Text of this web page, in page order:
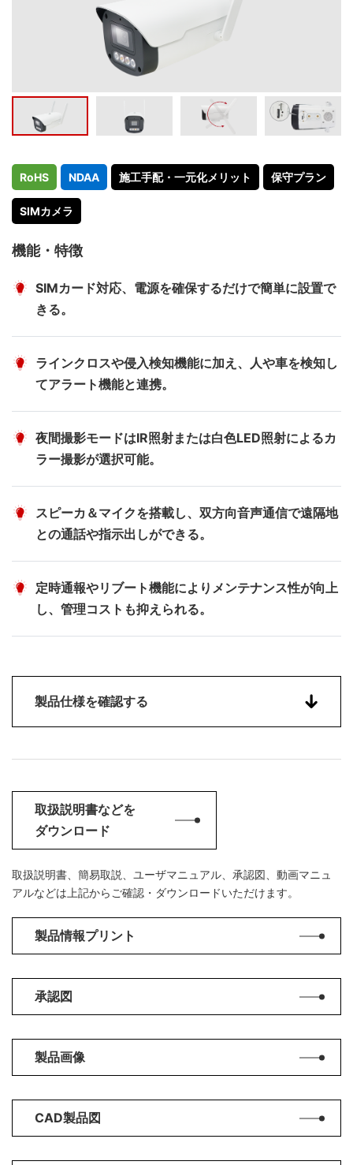
RoHS NDAA 施工手配・一元化メリット 保守プラン
SIMカメラ
機能・特徴
SIMカード対応、電源を確保するだけで簡単に設置で
きる。
ラインクロスや侵入検知機能に加え、人や車を検知し
てアラート機能と連携。
夜間撮影モードはIR照射または白色LED照射によるカ
ラー撮影が選択可能。
スピーカ＆マイクを搭載し、双方向音声通信で遠隔地
との通話や指示出しができる。
定時通報やリブート機能によりメンテナンス性が向上
し、管理コストも抑えられる。
製品仕様を確認する
取扱説明書などを
ダウンロード
取扱説明書、簡易取説、ユーザマニュアル、承認図、動画マニュ
アルなどは上記からご確認・ダウンロードいただけます。
製品情報プリント
承認図
製品画像
CAD製品図